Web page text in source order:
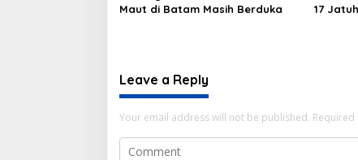
Maut di Batam Masih Berduka
17
Leave a Reply
Your email address will not be published.